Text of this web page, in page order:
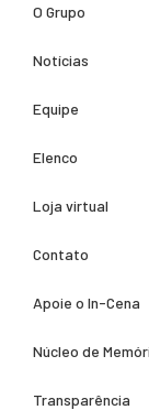
O Grupo
Notícias
Equipe
Elenco
Loja virtual
Contato
Apoie o In-Cena
Núcleo de
Transparência